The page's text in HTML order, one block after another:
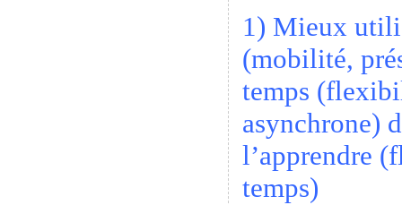
1) Mieux
(mobilité,
temps
asynchrone)
l’apprendre
temps)